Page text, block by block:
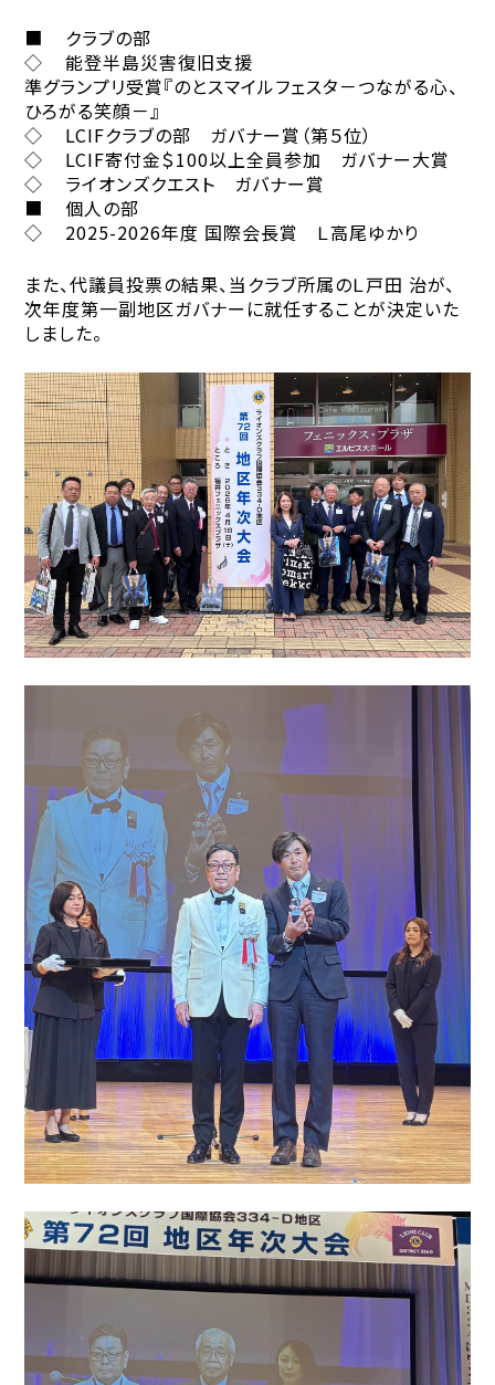
■ クラブの部
◇ 能登半島災害復旧支援
準グランプリ受賞『のとスマイルフェスタ－つながる心、
ひろがる笑顔－』
◇ LCIFクラブの部 ガバナー賞（第５位）
◇ LCIF寄付金＄100以上全員参加 ガバナー大賞
◇ ライオンズクエスト ガバナー賞
■ 個人の部
◇ 2025-2026年度 国際会長賞 Ｌ高尾ゆかり
また、代議員投票の結果、当クラブ所属のＬ戸田 治が、
次年度第一副地区ガバナーに就任することが決定いた
しました。